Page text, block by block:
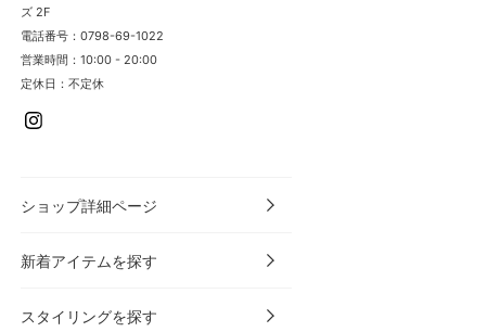
ズ 2F
電話番号：0798-69-1022
営業時間：10:00 - 20:00
定休日：不定休
ショップ詳細ページ
新着アイテムを探す
スタイリングを探す